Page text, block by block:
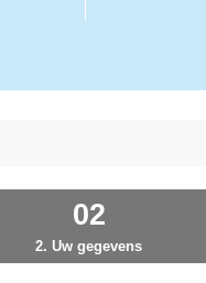
02
2. Uw gegevens